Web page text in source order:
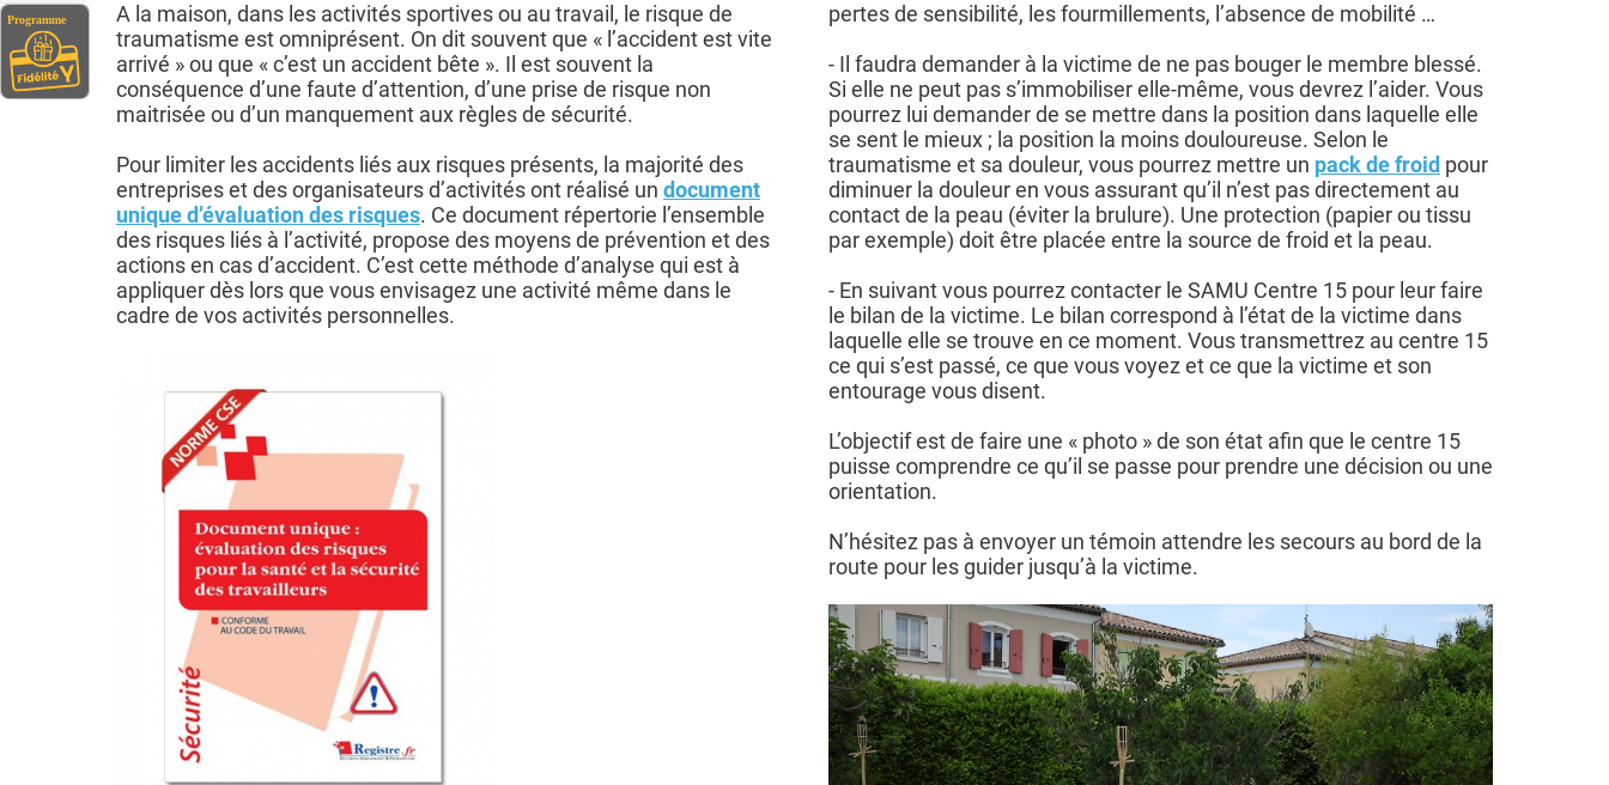
A la maison, dans les activités sportives ou au travail, le risque de
traumatisme est omniprésent. On dit souvent que « l’accident est vite
arrivé » ou que « c’est un accident bête ». Il est souvent la
conséquence d’une faute d’attention, d’une prise de risque non
maitrisée ou d’un manquement aux règles de sécurité.
Pour limiter les accidents liés aux risques présents, la majorité des
entreprises et des organisateurs d’activités ont réalisé un document
unique d’évaluation des risques. Ce document répertorie l’ensemble
des risques liés à l’activité, propose des moyens de prévention et des
actions en cas d’accident. C’est cette méthode d’analyse qui est à
appliquer dès lors que vous envisagez une activité même dans le
cadre de vos activités personnelles.
pertes de sensibilité, les fourmillements, l’absence de mobilité …
- Il faudra demander à la victime de ne pas bouger le membre blessé.
Si elle ne peut pas s’immobiliser elle-même, vous devrez l’aider. Vous
pourrez lui demander de se mettre dans la position dans laquelle elle
se sent le mieux ; la position la moins douloureuse. Selon le
traumatisme et sa douleur, vous pourrez mettre un pack de froid pour
diminuer la douleur en vous assurant qu’il n’est pas directement au
contact de la peau (éviter la brulure). Une protection (papier ou tissu
par exemple) doit être placée entre la source de froid et la peau.
- En suivant vous pourrez contacter le SAMU Centre 15 pour leur faire
le bilan de la victime. Le bilan correspond à l’état de la victime dans
laquelle elle se trouve en ce moment. Vous transmettrez au centre 15
ce qui s’est passé, ce que vous voyez et ce que la victime et son
entourage vous disent.
L’objectif est de faire une « photo » de son état afin que le centre 15
puisse comprendre ce qu’il se passe pour prendre une décision ou une
orientation.
N’hésitez pas à envoyer un témoin attendre les secours au bord de la
route pour les guider jusqu’à la victime.